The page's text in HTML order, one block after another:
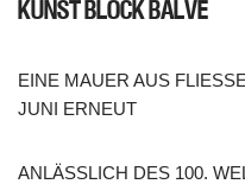
KUNST BLOCK BALVE
EINE MAUER AUS
JUNI ERNEUT
ANLÄSSLICH DES 100.